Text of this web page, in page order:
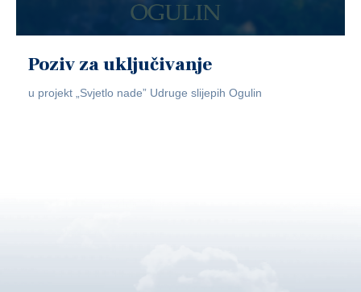
Poziv za uključivanje
u projekt „Svjetlo nade” Udruge slijepih Ogulin